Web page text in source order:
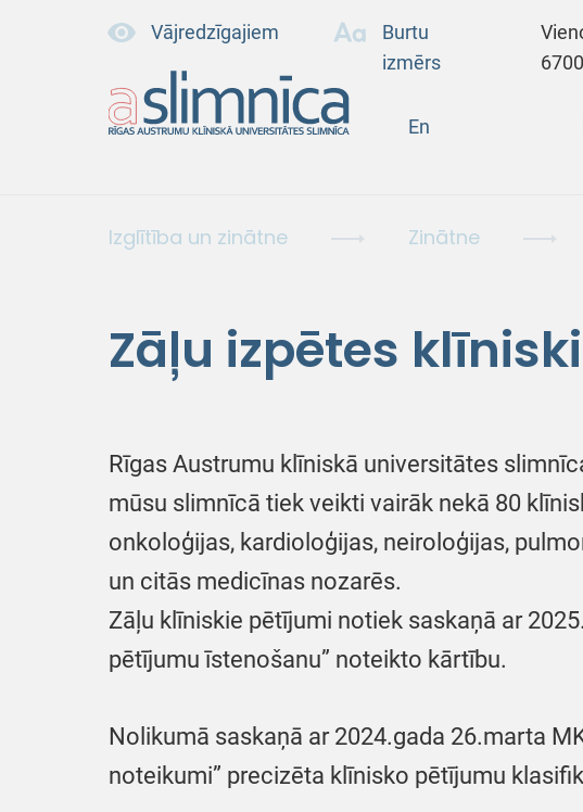
Vājredzīgajiem
Burtu
izmērs
En
Izglītība un zinātne Zinātne
Zāļu izpētes
Rīgas Austrumu klīniskā universitātes
mūsu slimnīcā tiek veikti vairāk nekā 80
onkoloģijas, kardioloģijas, neiroloģijas,
un citās medicīnas nozarēs.
Zāļu klīniskie pētījumi notiek saskaņā ar
pētījumu īstenošanu” noteikto kārtību.
Nolikumā saskaņā ar 2024.gada 26.marta
noteikumi” precizēta klīnisko pētījumu